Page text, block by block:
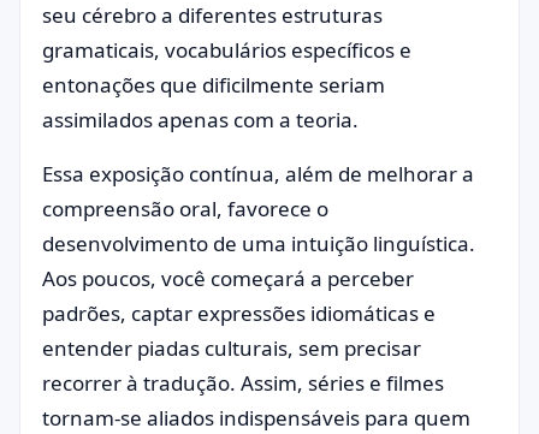
seu cérebro a diferentes estruturas
gramaticais, vocabulários específicos e
entonações que dificilmente seriam
assimilados apenas com a teoria.
Essa exposição contínua, além de melhorar a
compreensão oral, favorece o
desenvolvimento de uma intuição linguística.
Aos poucos, você começará a perceber
padrões, captar expressões idiomáticas e
entender piadas culturais, sem precisar
recorrer à tradução. Assim, séries e filmes
tornam-se aliados indispensáveis para quem